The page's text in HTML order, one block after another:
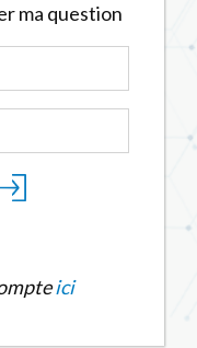
ma question
ici